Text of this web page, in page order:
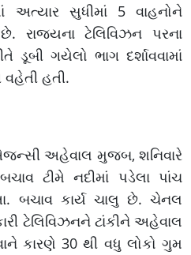
અત્યાર સુધીમાં 5 વાહનોને
છે. રાજ્યના ટેલિવિઝન પરના
ડૂબી ગયેલો ભાગ દર્શાવવામાં
હતી.
અહેવાલ મુજબ, શનિવારે
ટીમે નદીમાં પડેલા પાંચ
બચાવ કાર્ય ચાલુ છે. ચેનલ
ટેલિવિઝનને ટાંકીને અહેવાલ
કારણે 30 થી વધુ લોકો ગુમ